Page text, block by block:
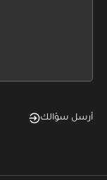
أرسل سؤالك